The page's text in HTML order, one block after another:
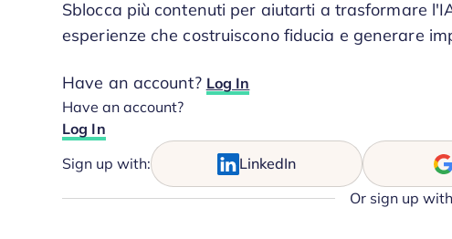
Sblocca più contenuti per aiutarti a trasformare
esperienze che costruiscono fiducia e generare
Have an account? Log In
Have an account?
Log In
Sign up with: LinkedIn
Or sign up